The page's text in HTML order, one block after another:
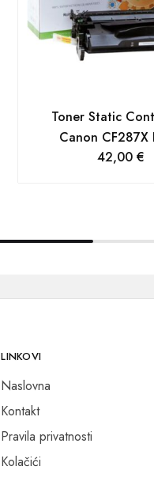
Toner Static
Canon CF287X
42,00 €
LINKOVI
Naslovna
Kontakt
Pravila privatnosti
Kolačići